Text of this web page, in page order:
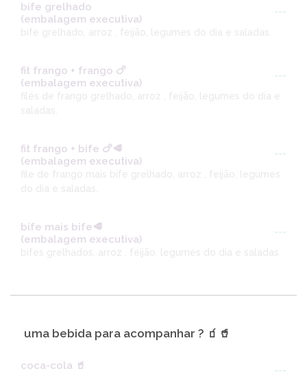
bife grelhado
(embalagem executiva)
---
fit frango + frango 🍗
(embalagem executiva)
---
fit frango + bife 🍗🥩
(embalagem executiva)
---
bife mais bife🥩
(embalagem executiva)
---
uma bebida para acompanhar ? 🧃🥤
coca-cola 🥤 ---